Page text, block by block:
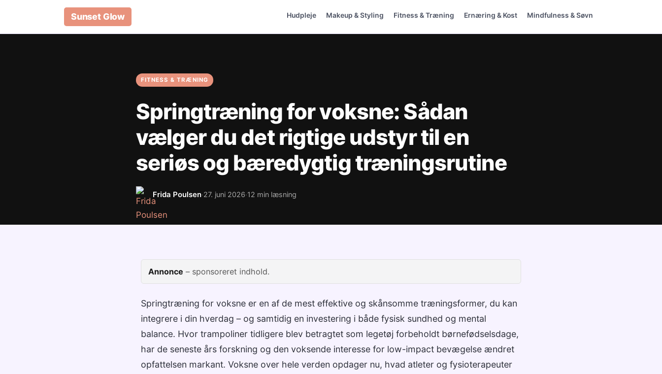
Sunset Glow Hudpleje Makeup & Styling Fitness & Træning Ernæring & Kost Mindfulness & Søvn
FITNESS & TRÆNING
Springtræning for voksne: Sådan
vælger du det rigtige udstyr til en
seriøs og bæredygtig træningsrutine
Frida Poulsen·27. juni 2026·12 min læsning
Annonce – sponsoreret indhold.
Springtræning for voksne er en af de mest effektive og skånsomme træningsformer, du kan
integrere i din hverdag – og samtidig en investering i både fysisk sundhed og mental
balance. Hvor trampoliner tidligere blev betragtet som legetøj forbeholdt børnefødselsdage,
har de seneste års forskning og den voksende interesse for low-impact bevægelse ændret
opfattelsen markant. Voksne over hele verden opdager nu, hvad atleter og fysioterapeuter